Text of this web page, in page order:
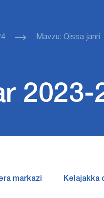
Mavzu: Qissa janri
2023-
markazi Kelajakka